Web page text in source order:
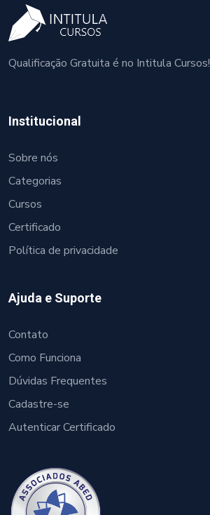
Qualificação Gratuita é no Intitula Cursos!
Institucional
Sobre nós
Categorias
Cursos
Certificado
Política de privacidade
Ajuda e Suporte
Contato
Como Funciona
Dúvidas Frequentes
Cadastre-se
Autenticar Certificado